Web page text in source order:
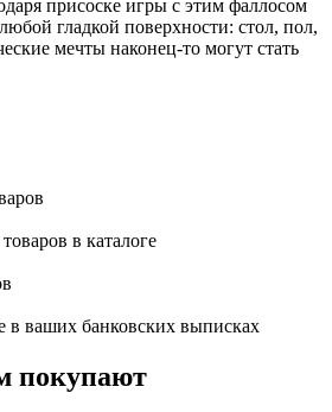
присоске игры с этим фаллосом
гладкой поверхности: стол, пол,
мечты наконец-то могут стать
в каталоге
в ваших банковских выписках
покупают